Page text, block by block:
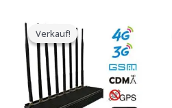
Verkauf!
Verkauf!
ursprüngliche
Preis
war:
$1,399.00.
aktuelle
Preis
ist:
$719.89.